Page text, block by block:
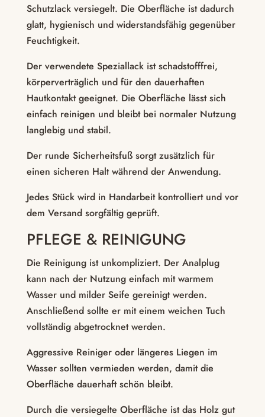
Schutzlack versiegelt. Die Oberfläche ist dadurch
glatt, hygienisch und widerstandsfähig gegenüber
Feuchtigkeit.
Der verwendete Speziallack ist schadstofffrei,
körperverträglich und für den dauerhaften
Hautkontakt geeignet. Die Oberfläche lässt sich
einfach reinigen und bleibt bei normaler Nutzung
langlebig und stabil.
Der runde Sicherheitsfuß sorgt zusätzlich für
einen sicheren Halt während der Anwendung.
Jedes Stück wird in Handarbeit kontrolliert und vor
dem Versand sorgfältig geprüft.
PFLEGE & REINIGUNG
Die Reinigung ist unkompliziert. Der Analplug
kann nach der Nutzung einfach mit warmem
Wasser und milder Seife gereinigt werden.
Anschließend sollte er mit einem weichen Tuch
vollständig abgetrocknet werden.
Aggressive Reiniger oder längeres Liegen im
Wasser sollten vermieden werden, damit die
Oberfläche dauerhaft schön bleibt.
Durch die versiegelte Oberfläche ist das Holz gut